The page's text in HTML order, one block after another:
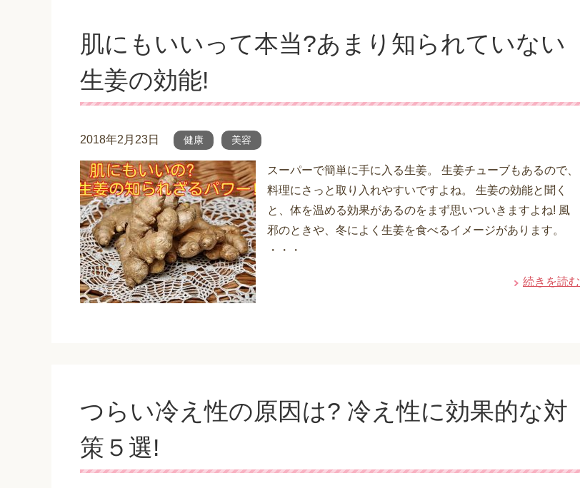
肌にもいいって本当?あまり知られていない
生姜の効能!
2018年2月23日 健康 美容
スーパーで簡単に手に入る生姜。 生姜チューブもあるので、
料理にさっと取り入れやすいですよね。 生姜の効能と聞く
と、体を温める効果があるのをまず思いついきますよね! 風
邪のときや、冬によく生姜を食べるイメージがあります。
・・・
続きを読む
つらい冷え性の原因は? 冷え性に効果的な対
策５選!